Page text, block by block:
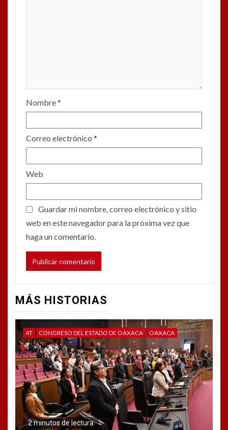
Nombre*
Correo electrónico *
Web
Guardar mi nombre, correo electrónico y sitio
web en este navegador para la próxima vez que
haga un comentario.
MÁS HISTORIAS
4T CONGRESO DEL ESTADO DE OAXACA OAXACA
2 minutos de lectura